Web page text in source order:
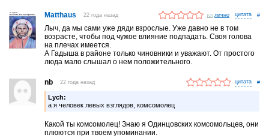
Matthaus 22 года назад лично #
Лыч, да мы сами уже дяди взрослые. Уже давно не в том
возрасте, чтобы под чужое влияние подпадать. Своя голова
на плечах имеется.
А Гадыша в районе только чиновники и уважают. От простого
люда мало слышал о нем положительного.
nb 22 года назад #
Lych:
а я человек левых взглядов, комсомолец
Какой ты комсомолец! Знаю я Одинцовских комсомольцев, они
плюются при твоем упоминании.